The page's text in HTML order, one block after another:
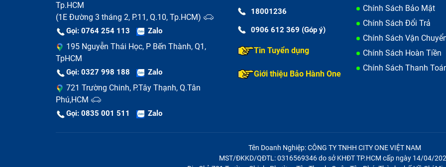
Tp.HCM
(1E Đường 3 tháng 2, P.11, Q.10, Tp.HCM)
Gọi: 0764 254 113 Zalo
195 Nguyễn Thái Học, P Bến Thành, Q1,
TpHCM
Gọi: 0327 998 188 Zalo
721 Trường Chinh, P.Tây Thạnh, Q.Tân
Phú,HCM
Gọi: 0835 001 511 Zalo
18001236
0906 612 369 (Góp ý)
Tin Tuyển dụng
Giới thiệu Bảo Hành One
Chính Sách Bảo Mật
Chính Sách Đổi Trả
Chính Sách Vận
Chính Sách Hoàn Tiền
Chính Sách Thanh
Tên Doanh Nghiệp: CÔNG TY TNHH CITY ONE VIỆT NAM
MST/ĐKKD/QĐTL: 0316569346 do sở KHĐT TP.HCM cấp ngày 14/04/